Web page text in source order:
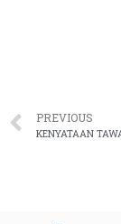
PREVIOUS